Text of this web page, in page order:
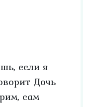
если я
Дочь
сам